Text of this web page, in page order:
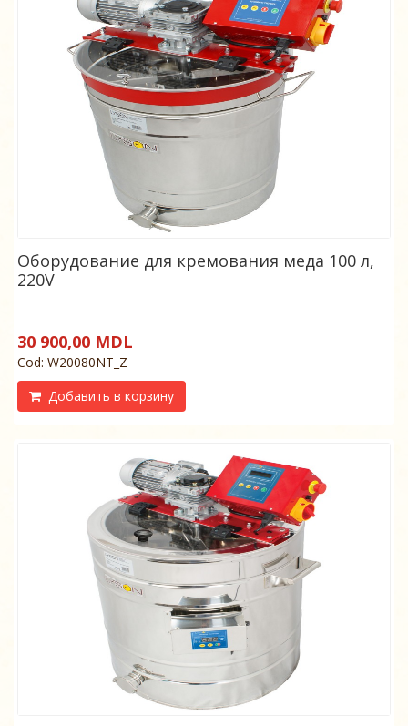
Оборудование для кремования меда 100 л,
220V
30 900,00 MDL
Cod: W20080NT_Z
Добавить в корзину